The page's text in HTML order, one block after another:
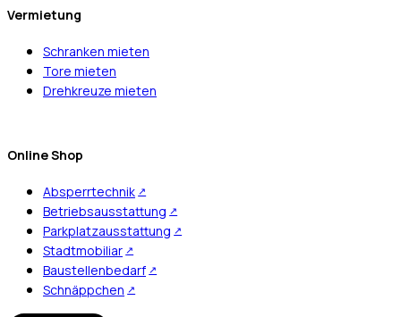
Vermietung
Schranken mieten
Tore mieten
Drehkreuze mieten
Online Shop
Absperrtechnik
Betriebsausstattung
Parkplatzausstattung
Stadtmobiliar
Baustellenbedarf
Schnäppchen